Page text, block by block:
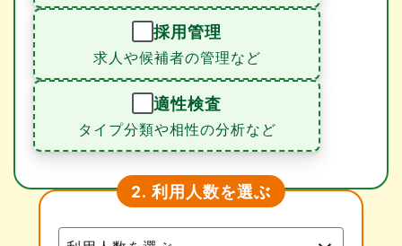
採用管理
求人や候補者の管理など
適性検査
タイプ分類や相性の分析など
2. 利用人数を選ぶ